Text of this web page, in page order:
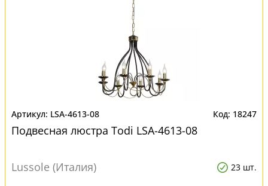
LSA-4613-08 18247
Подвесная люстра Todi LSA-4613-08
Lussole (Италия) 23 шт.